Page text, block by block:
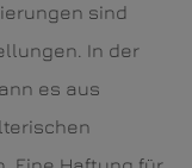
sind
In der
es aus